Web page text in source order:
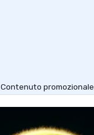
Contenuto promozionale